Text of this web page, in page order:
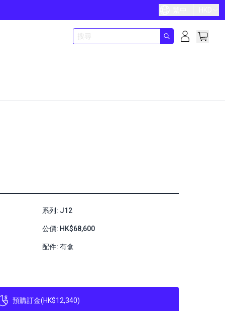
系列: J12
公價: HK$68,600
配件: 有盒
預購訂金(HK$12,340)